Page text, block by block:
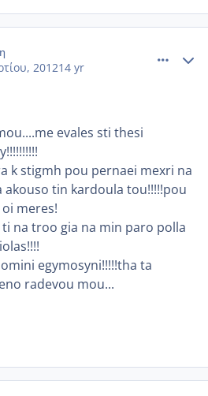
201214 yr
evales sti thesi
k stigmh pou pernaei mexri na
tin kardoula tou!!!!!pou
meres!
na troo gia na min paro polla
egymosyni!!!!!tha ta
radevou mou...